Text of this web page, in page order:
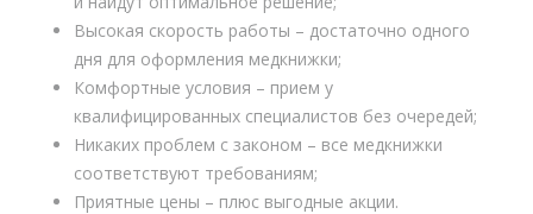
Высокая скорость работы – достаточно одного
дня для оформления медкнижки;
Комфортные условия – прием у
квалифицированных специалистов без очередей;
Никаких проблем с законом – все медкнижки
соответствуют требованиям;
Приятные цены – плюс выгодные акции.